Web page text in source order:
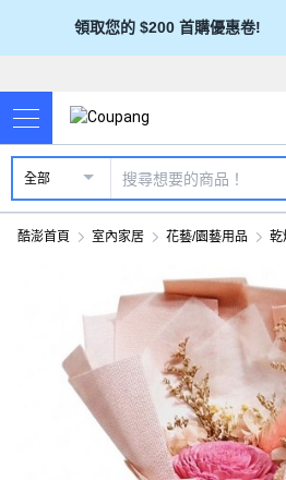
領取您的 $200 首購優惠卷!
全部
酷澎首頁 室內家居 花藝/園藝用品 乾